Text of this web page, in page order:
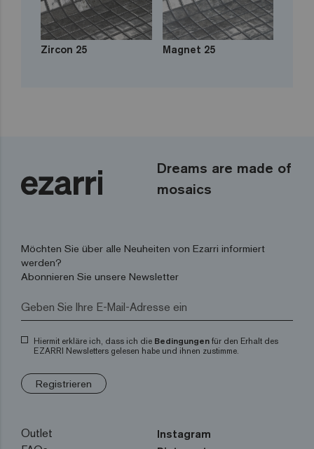
Zircon 25 Magnet 25
Dreams are made of
mosaics
Möchten Sie über alle Neuheiten von Ezarri informiert
werden?
Abonnieren Sie unsere Newsletter
Hiermit erkläre ich, dass ich die Bedingungen für den Erhalt des
EZARRI Newsletters gelesen habe und ihnen zustimme.
Registrieren
Outlet
Instagram